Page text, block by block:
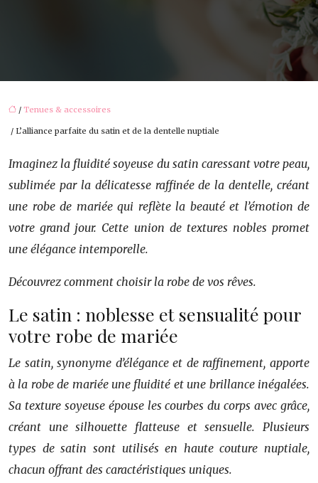
/ Tenues & accessoires
/ L’alliance parfaite du satin et de la dentelle nuptiale
Imaginez la fluidité soyeuse du satin caressant votre peau,
sublimée par la délicatesse raffinée de la dentelle, créant
une robe de mariée qui reflète la beauté et l’émotion de
votre grand jour. Cette union de textures nobles promet
une élégance intemporelle.
Découvrez comment choisir la robe de vos rêves.
Le satin : noblesse et sensualité pour
votre robe de mariée
Le satin, synonyme d’élégance et de raffinement, apporte
à la robe de mariée une fluidité et une brillance inégalées.
Sa texture soyeuse épouse les courbes du corps avec grâce,
créant une silhouette flatteuse et sensuelle. Plusieurs
types de satin sont utilisés en haute couture nuptiale,
chacun offrant des caractéristiques uniques.